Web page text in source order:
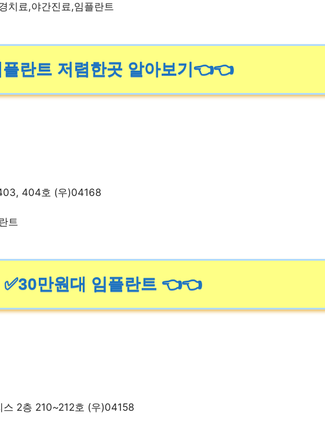
치료,야간진료,임플란트
플란트 저렴한곳 알아보기👈👈
404호 (우)04168
트
✅30만원대 임플란트 👈👈
2층 210~212호 (우)04158